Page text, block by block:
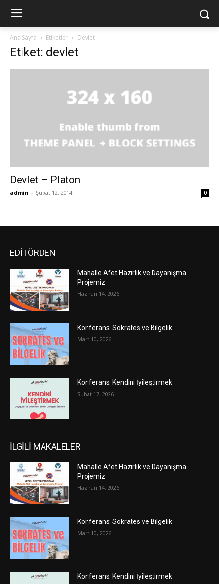
Ana Sayfa Etiketler Devlet
Etiket: devlet
Devlet – Platon
admin - Şubat 12, 2014 0
EDİTÖRDEN
Mahalle Afet Hazırlık ve Dayanışma
Projemiz
Haziran 14, 2026
Konferans: Sokrates ve Bilgelik
Mart 10, 2026
Konferans: Kendini İyileştirmek
Şubat 17, 2026
İLGİLİ MAKALELER
Mahalle Afet Hazırlık ve Dayanışma
Projemiz
Haziran 14, 2026
Konferans: Sokrates ve Bilgelik
Mart 10, 2026
Konferans: Kendini İyileştirmek